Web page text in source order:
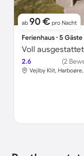
ab 90 € pro Nacht
Ferienhaus ∙ 5
2.6 (2
Vejlby Klit,